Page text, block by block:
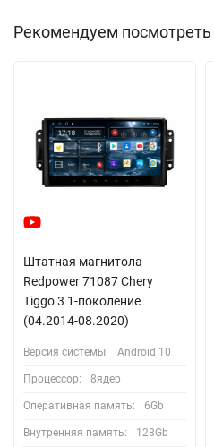
Рекомендуем посмотреть
Штатная магнитола
Redpower 71087 Chery
Tiggo 3 1-поколение
(04.2014-08.2020)
Версия системы: Android 10
Процессор: 8ядер
Оперативная память: 6Gb
Внутренняя память: 128Gb